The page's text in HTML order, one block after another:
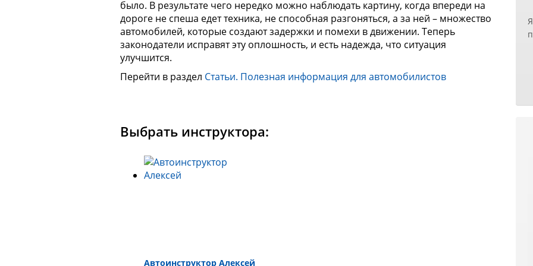
было. В результате чего нередко можно наблюдать картину, когда впереди на
дороге не спеша едет техника, не способная разгоняться, а за ней – множество
автомобилей, которые создают задержки и помехи в движении. Теперь
законодатели исправят эту оплошность, и есть надежда, что ситуация
улучшится.
Перейти в раздел Статьи. Полезная информация для автомобилистов
Выбрать инструктора:
Автоинструктор Алексей